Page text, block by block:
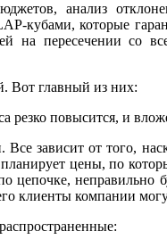
анализ
кубами, которые
на пересечении со
Вот главный из них:
резко повысится, и
зависит от того,
цены, по
цепочке, неправильно
клиенты компании